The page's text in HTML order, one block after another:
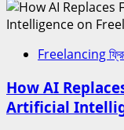
Freelancing
How AI
Artificial